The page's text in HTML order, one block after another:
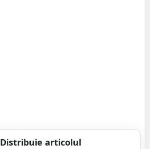
Distribuie articolul